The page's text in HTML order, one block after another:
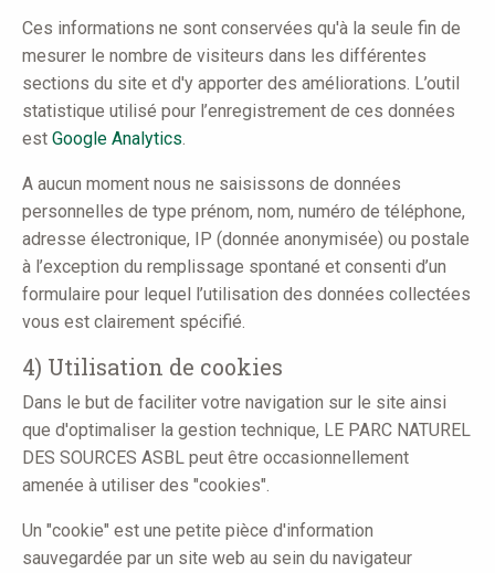
Ces informations ne sont conservées qu'à la seule fin de
mesurer le nombre de visiteurs dans les différentes
sections du site et d'y apporter des améliorations. L’outil
statistique utilisé pour l’enregistrement de ces données
est Google Analytics.
A aucun moment nous ne saisissons de données
personnelles de type prénom, nom, numéro de téléphone,
adresse électronique, IP (donnée anonymisée) ou postale
à l’exception du remplissage spontané et consenti d’un
formulaire pour lequel l’utilisation des données collectées
vous est clairement spécifié.
4) Utilisation de cookies
Dans le but de faciliter votre navigation sur le site ainsi
que d'optimaliser la gestion technique, LE PARC NATUREL
DES SOURCES ASBL peut être occasionnellement
amenée à utiliser des "cookies".
Un "cookie" est une petite pièce d'information
sauvegardée par un site web au sein du navigateur